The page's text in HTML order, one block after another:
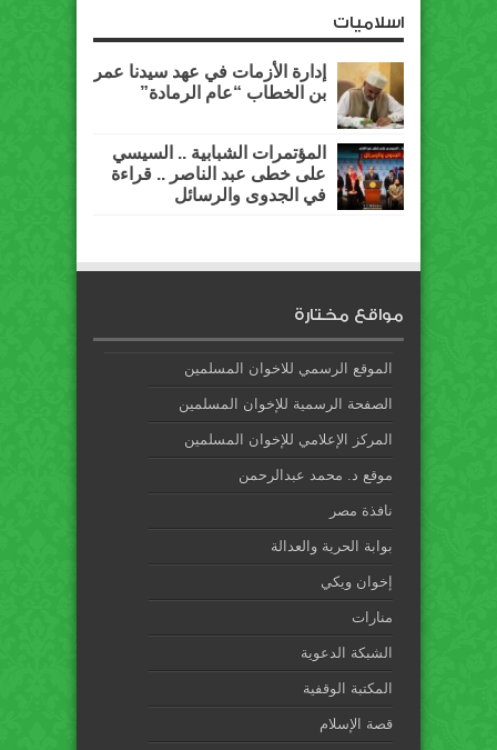
اسلاميات
إدارة الأزمات في عهد سيدنا عمر
بن الخطاب “عام الرمادة”
المؤتمرات الشبابية .. السيسي
على خطى عبد الناصر .. قراءة
في الجدوى والرسائل
مواقع مختارة
الموقع الرسمي للاخوان المسلمين
الصفحة الرسمية للإخوان المسلمين
المركز الإعلامي للإخوان المسلمين
موقع د. محمد عبدالرحمن
نافذة مصر
بوابة الحرية والعدالة
إخوان ويكي
منارات
الشبكة الدعوية
المكتبة الوقفية
قصة الإسلام